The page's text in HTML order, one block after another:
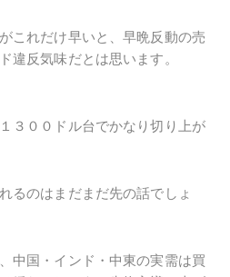
これだけ早いと、早晩反動の売
違反気味だとは思います。
３００ドル台でかなり切り上が
るのはまだまだ先の話でしょ
中国・インド・中東の実需は買